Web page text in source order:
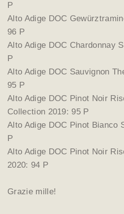
P
Alto Adige DOC
96 P
Alto Adige DOC Chardonnay
P
Alto Adige DOC Sauvignon
95 P
Alto Adige DOC Pinot Noir
Collection 2019: 95 P
Alto Adige DOC Pinot Bianco
P
Alto Adige DOC Pinot Noir
2020: 94 P
Grazie mille!